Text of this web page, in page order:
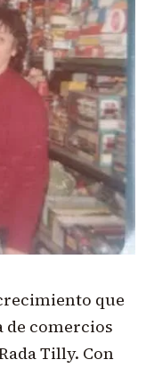
que
de comercios
Tilly. Con